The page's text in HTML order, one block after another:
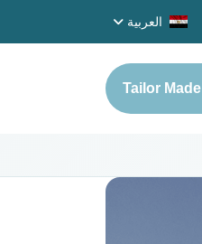
العربية
Tailor Made